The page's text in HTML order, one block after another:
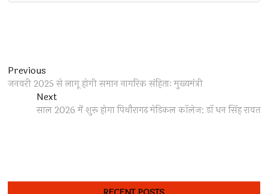
Post
navigation
Previous
post:
जनवरी 2025 से लागू होगी समान नागरिक संहिताः मुख्यमंत्री
NextNext
post:
साल 2026 में शुरू होगा पिथौरागढ़ मेडिकल कॉलेज: डॉ धन सिंह रावत